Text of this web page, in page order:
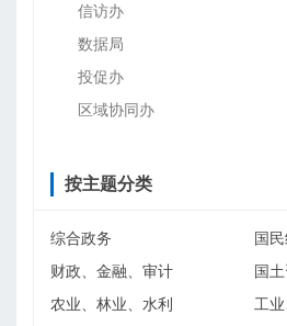
信访办
数据局
投促办
区域协同办
按主题分类
综合政务
国
财政、金融、审计
国
农业、林业、水利
工